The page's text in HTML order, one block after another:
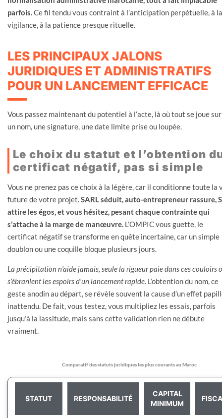
parfois.Ce fil tendu vous contraint à l’anticipation perpétuelle, à la
vigilance, à la patience presque rituelle.
LES PRINCIPAUX JALONS
JURIDIQUES ET ADMINISTRATIFS
POUR UN LANCEMENT EFFICACE
Vous passez maintenant du potentiel à l’acte, là où tout se joue sur
un nom, une signature, une date limite prise ou loupée.
Le choix du statut et l’obtention
certificat négatif, pas si simple
Vous ne prenez pas ce choix à la légère, car il conditionne toute la
future de votre projet.SARL séduit, auto-entrepreneur rassure,
attire les égos, et vous hésitez, pesant chaque contrainte qui
s’attache à la marge de manœuvre. L’OMPIC vous guette, le
certificat négatif se transforme en quête incertaine, car un simple
doublon ou une coquille bloque plusieurs jours.
La précipitation n’aide jamais, seule la rigueur paie dans ces couloirs
s’ébranlent les espoirs d’un lancement rapide. L’obtention du nom, ce
geste anodin au départ, se révèle souvent la cause d’un effet
inattendu. De fait, vous testez, vous multipliez les essais, parfois
jusqu’à la lassitude, mais sans cette validation rien ne débute
vraiment.
Comparatif des statuts juridiques les plus courants au Maroc
STATUT RESPONSABILITÉ
CAPITAL
MINIMUM